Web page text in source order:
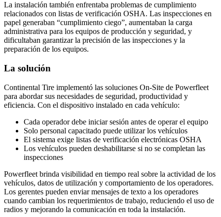
La instalación también enfrentaba problemas de cumplimiento
relacionados con listas de verificación OSHA. Las inspecciones en
papel generaban “cumplimiento ciego”, aumentaban la carga
administrativa para los equipos de producción y seguridad, y
dificultaban garantizar la precisión de las inspecciones y la
preparación de los equipos.
La solución
Continental Tire implementó las soluciones On-Site de Powerfleet
para abordar sus necesidades de seguridad, productividad y
eficiencia. Con el dispositivo instalado en cada vehículo:
Cada operador debe iniciar sesión antes de operar el equipo
Solo personal capacitado puede utilizar los vehículos
El sistema exige listas de verificación electrónicas OSHA
Los vehículos pueden deshabilitarse si no se completan las
inspecciones
Powerfleet brinda visibilidad en tiempo real sobre la actividad de los
vehículos, datos de utilización y comportamiento de los operadores.
Los gerentes pueden enviar mensajes de texto a los operadores
cuando cambian los requerimientos de trabajo, reduciendo el uso de
radios y mejorando la comunicación en toda la instalación.